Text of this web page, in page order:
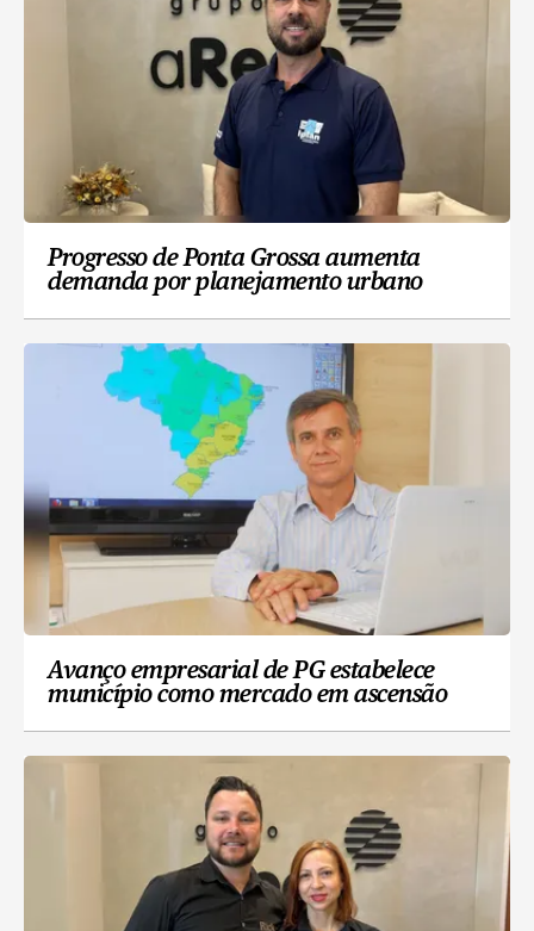
Progresso de Ponta Grossa aumenta
demanda por planejamento urbano
Avanço empresarial de PG estabelece
município como mercado em ascensão